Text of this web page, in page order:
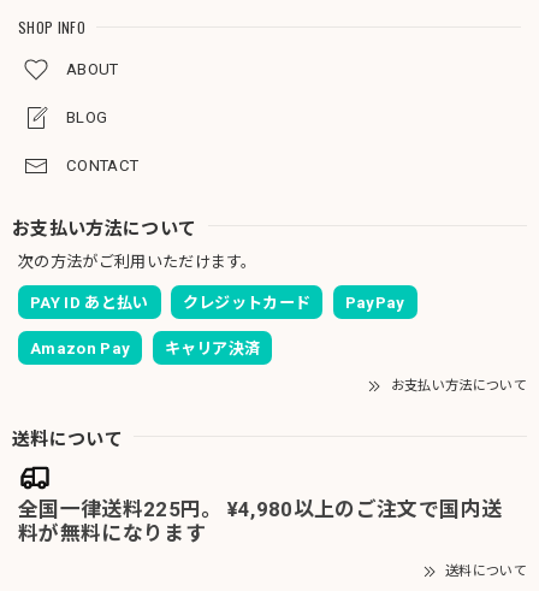
SHOP INFO
ABOUT
BLOG
CONTACT
お支払い方法について
次の方法がご利用いただけます。
PAY ID あと払い クレジットカード PayPay
Amazon Pay キャリア決済
お支払い方法について
送料について
全国一律送料225円。 ¥4,980以上のご注文で国内送
料が無料になります
送料について